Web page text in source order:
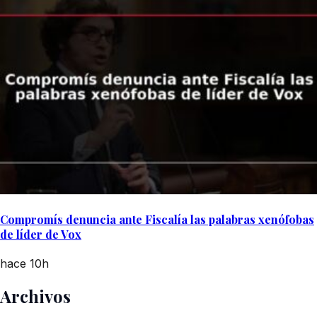
Compromís denuncia ante Fiscalía las palabras xenófobas
de líder de Vox
hace 10h
Archivos